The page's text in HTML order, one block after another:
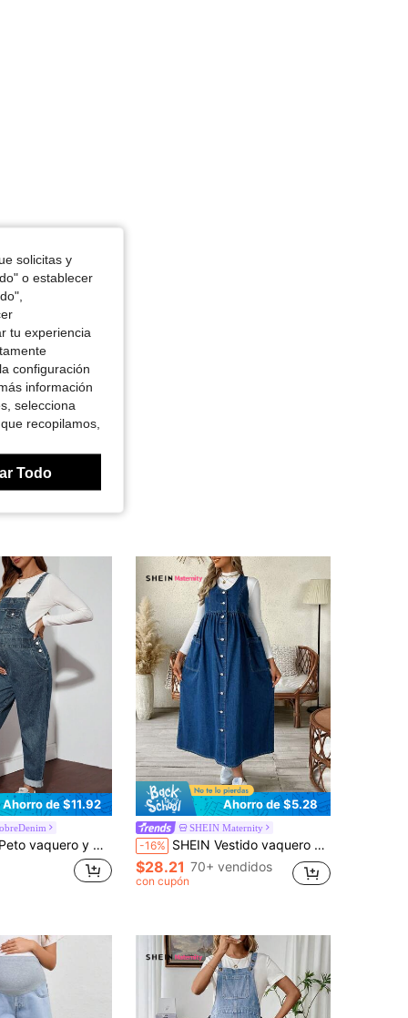
Color: Azul, Talla: XXL
Ahorro de $11.92
de maternidad, peto azul casual y suelto
Ahorro de $5.28
SHEIN Maternity
-16% SHEIN Vestido vaquero casual y holgado para mujeres embarazadas con cuello en U, sin mangas, tirantes anchos, plisado y bolsillo, de unicolor
$28.21 70+ vendidos
con cupón
solicitas y
o establecer
tu experiencia
configuración
información
selecciona
recopilamos,
Todo